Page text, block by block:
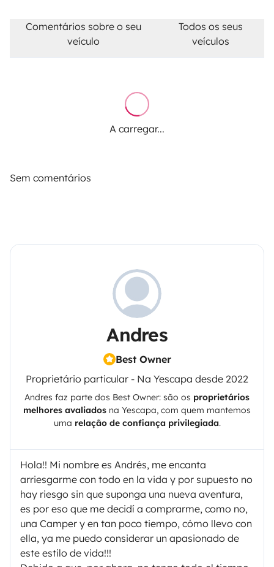
Comentários sobre o seu
veículo
Todos os seus
veículos
A carregar...
Sem comentários
Andres
Best Owner
Proprietário particular - Na Yescapa desde 2022
Andres faz parte dos Best Owner: são os proprietários
melhores avaliados na Yescapa, com quem mantemos
uma relação de confiança privilegiada.
Hola!! Mi nombre es Andrés, me encanta
arriesgarme con todo en la vida y por supuesto no
hay riesgo sin que suponga una nueva aventura,
es por eso que me decidí a comprarme, como no,
una Camper y en tan poco tiempo, cómo llevo con
ella, ya me puedo considerar un apasionado de
este estilo de vida!!!